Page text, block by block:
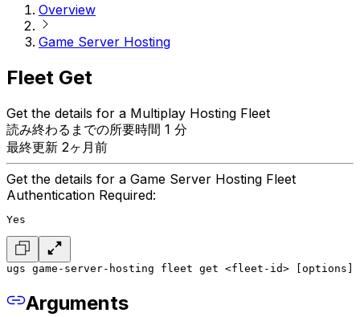
Overview
Game Server Hosting
Fleet Get
Get the details for a Multiplay Hosting Fleet
読み終わるまでの所要時間 1 分
最終更新 2ヶ月前
Get the details for a Game Server Hosting Fleet
Authentication Required:
Yes
ugs game-server-hosting fleet get <fleet-id> [options]
Arguments